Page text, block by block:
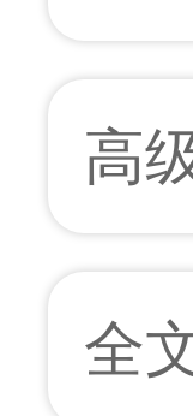
高
全